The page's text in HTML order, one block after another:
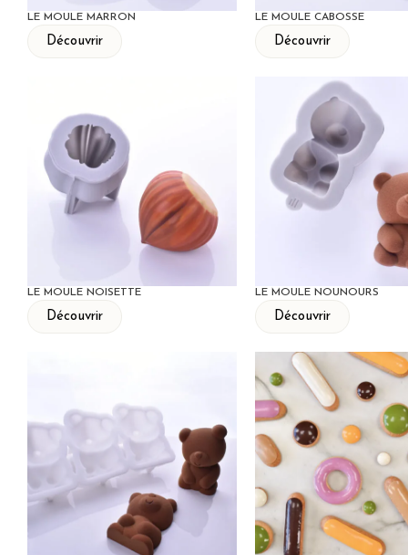
LE MOULE MARRON
Découvrir
LE MOULE CABOSSE
Découvrir
LE MOULE NOISETTE
Découvrir
LE MOULE NOUNOURS
Découvrir